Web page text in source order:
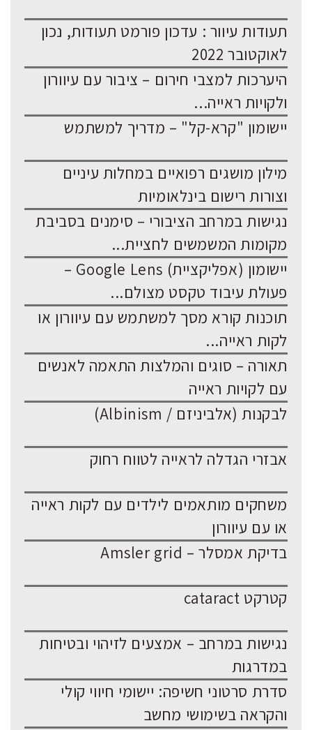
תעודות עיוור : עדכון פורמט תעודות, נכון
לאוקטובר 2022
היערכות למצבי חירום – ציבור עם עיוורון
ולקויות ראייה...
יישומון "קרא-קל" – מדריך למשתמש
מילון מושגים רפואיים במחלות עיניים
וצורות רישום בינלאומיות
נגישות במרחב הציבורי – סימנים בסביבת
מקומות המשמשים לחציית...
יישומון (אפליקציית) Google Lens –
פעולת עיבוד טקסט מצולם...
תוכנות קורא מסך למשתמש עם עיוורון או
לקות ראייה...
תאורה – סוגים והמלצות התאמה לאנשים
עם לקויות ראייה
לבקנות (אלביניזם / Albinism)
אבזרי הגדלה לראייה לטווח רחוק
משחקים מותאמים לילדים עם לקות ראייה
או עם עיוורון
בדיקת אמסלר – Amsler grid
קטרקט cataract
נגישות במרחב – אמצעים לזיהוי ובטיחות
במדרגות
סדרת סרטוני חשיפה: יישומי חיווי קולי
והקראה בשימושי מחשב